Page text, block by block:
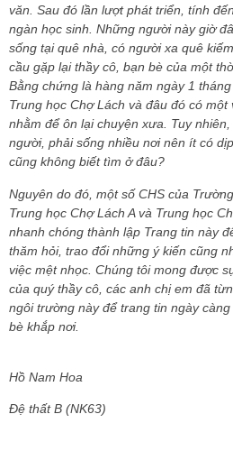
văn. Sau đó lần lượt phát triển, tính
ngàn học sinh. Những người này giờ
sống tại quê nhà, có người xa quê
cầu gặp lại thầy cô, bạn bè của một
Bằng chứng là hàng năm ngày 1
Trung học Chợ Lách và đâu đó có
nhằm để ôn lại chuyện xưa. Tuy
người, phải sống nhiều nơi nên ít có
cũng không biết tìm ở đâu?
Nguyên do đó, một số CHS của
Trung học Chợ Lách A và Trung học
nhanh chóng thành lập Trang tin này
thăm hỏi, trao đổi những ý kiến cũng
việc mệt nhọc. Chúng tôi mong được
của quý thầy cô, các anh chị em đã
ngôi trường này để trang tin ngày
bè khắp nơi.
Hồ Nam Hoa
Đệ thất B (NK63)